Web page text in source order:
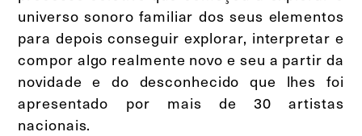
universo sonoro familiar dos seus elementos
para depois conseguir explorar, interpretar e
compor algo realmente novo e seu a partir da
novidade e do desconhecido que lhes foi
apresentado por mais de 30 artistas
nacionais.